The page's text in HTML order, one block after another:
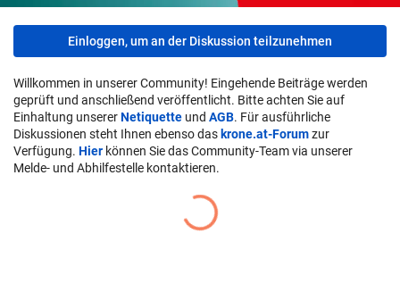
Einloggen, um an der Diskussion teilzunehmen
Willkommen in unserer Community! Eingehende Beiträge werden
geprüft und anschließend veröffentlicht. Bitte achten Sie auf
Einhaltung unsererNetiquette und AGB. Für ausführliche
Diskussionen steht Ihnen ebenso das krone.at-Forumzur
Verfügung. Hier können Sie das Community-Team via unserer
Melde- und Abhilfestelle kontaktieren.